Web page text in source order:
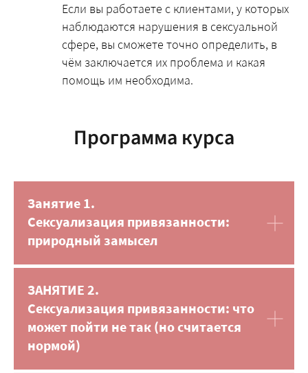
Если вы работаете с клиентами, у которых
наблюдаются нарушения в сексуальной
сфере, вы сможете точно определить, в
чём заключается их проблема и какая
помощь им необходима.
Программа курса
Занятие 1.
Сексуализация привязанности:
природный замысел
ЗАНЯТИЕ 2.
Сексуализация привязанности: что
может пойти не так (но считается
нормой)